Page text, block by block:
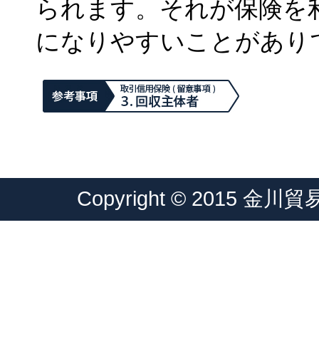
られます。それが保険
になりやすいことがあり
Copyright © 2015 金川貿